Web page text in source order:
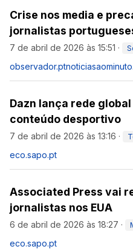
Crise nos media e
jornalistas
7 de abril de 2026 às 15:51 ·
observador.pt
Dazn lança rede
conteúdo desportivo
7 de abril de 2026 às 13:16 ·
eco.sapo.pt
Associated Press vai
jornalistas nos EUA
6 de abril de 2026 às 18:27 ·
eco.sapo.pt